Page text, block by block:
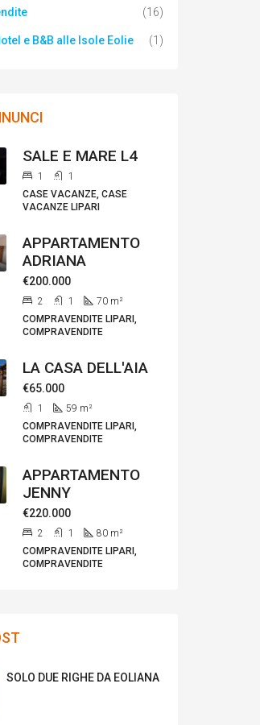
(16)
e B&B alle Isole Eolie (1)
SALE E MARE L4
1
1
CASE VACANZE, CASE
VACANZE LIPARI
APPARTAMENTO
ADRIANA
€200.000
2 1 70 m²
COMPRAVENDITE LIPARI,
COMPRAVENDITE
LA CASA DELL'AIA
€65.000
1 59 m²
COMPRAVENDITE LIPARI,
COMPRAVENDITE
APPARTAMENTO
JENNY
€220.000
2 1 80 m²
COMPRAVENDITE LIPARI,
COMPRAVENDITE
SOLO DUE RIGHE DA EOLIANA